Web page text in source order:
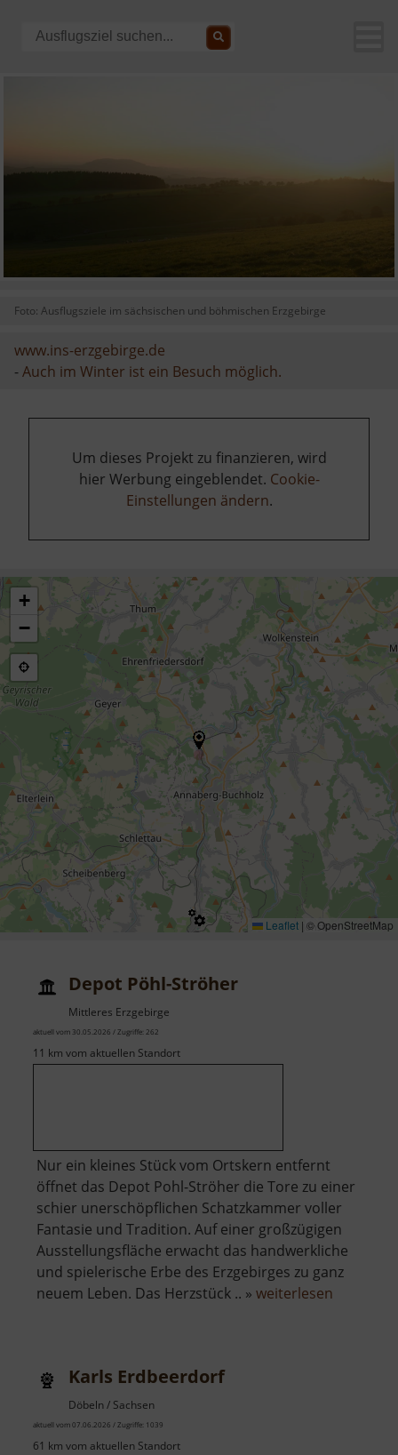
Foto: Ausflugsziele im sächsischen und böhmischen Erzgebirge
www.ins-erzgebirge.de
-Auch im Winter ist ein Besuch möglich.
Um dieses Projekt zu finanzieren, wird
hier Werbung eingeblendet. Cookie-
Einstellungen ändern.
+
−
Leaflet | © OpenStreetMap
Depot Pöhl-Ströher
Mittleres Erzgebirge
aktuell vom 30.05.2026 / Zugriffe: 262
11 km vom aktuellen Standort
Nur ein kleines Stück vom Ortskern entfernt
öffnet das Depot Pohl-Ströher die Tore zu einer
schier unerschöpflichen Schatzkammer voller
Fantasie und Tradition. Auf einer großzügigen
Ausstellungsfläche erwacht das handwerkliche
und spielerische Erbe des Erzgebirges zu ganz
neuem Leben. Das Herzstück .. » weiterlesen
Karls Erdbeerdorf
Döbeln / Sachsen
aktuell vom 07.06.2026 / Zugriffe: 1039
61 km vom aktuellen Standort